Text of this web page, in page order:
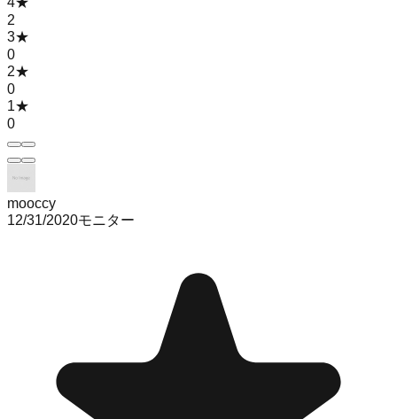
2
3★
0
2★
0
1★
0
mooccy
12/31/2020モニター